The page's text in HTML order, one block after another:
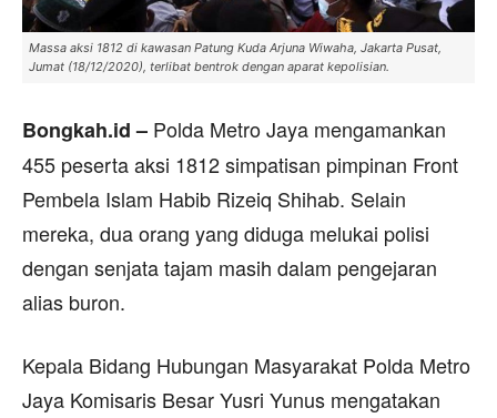
Massa aksi 1812 di kawasan Patung Kuda Arjuna Wiwaha, Jakarta Pusat,
Jumat (18/12/2020), terlibat bentrok dengan aparat kepolisian.
Bongkah.id – Polda Metro Jaya mengamankan
455 peserta aksi 1812 simpatisan pimpinan Front
Pembela Islam Habib Rizeiq Shihab. Selain
mereka, dua orang yang diduga melukai polisi
dengan senjata tajam masih dalam pengejaran
alias buron.
Kepala Bidang Hubungan Masyarakat Polda Metro
Jaya Komisaris Besar Yusri Yunus mengatakan